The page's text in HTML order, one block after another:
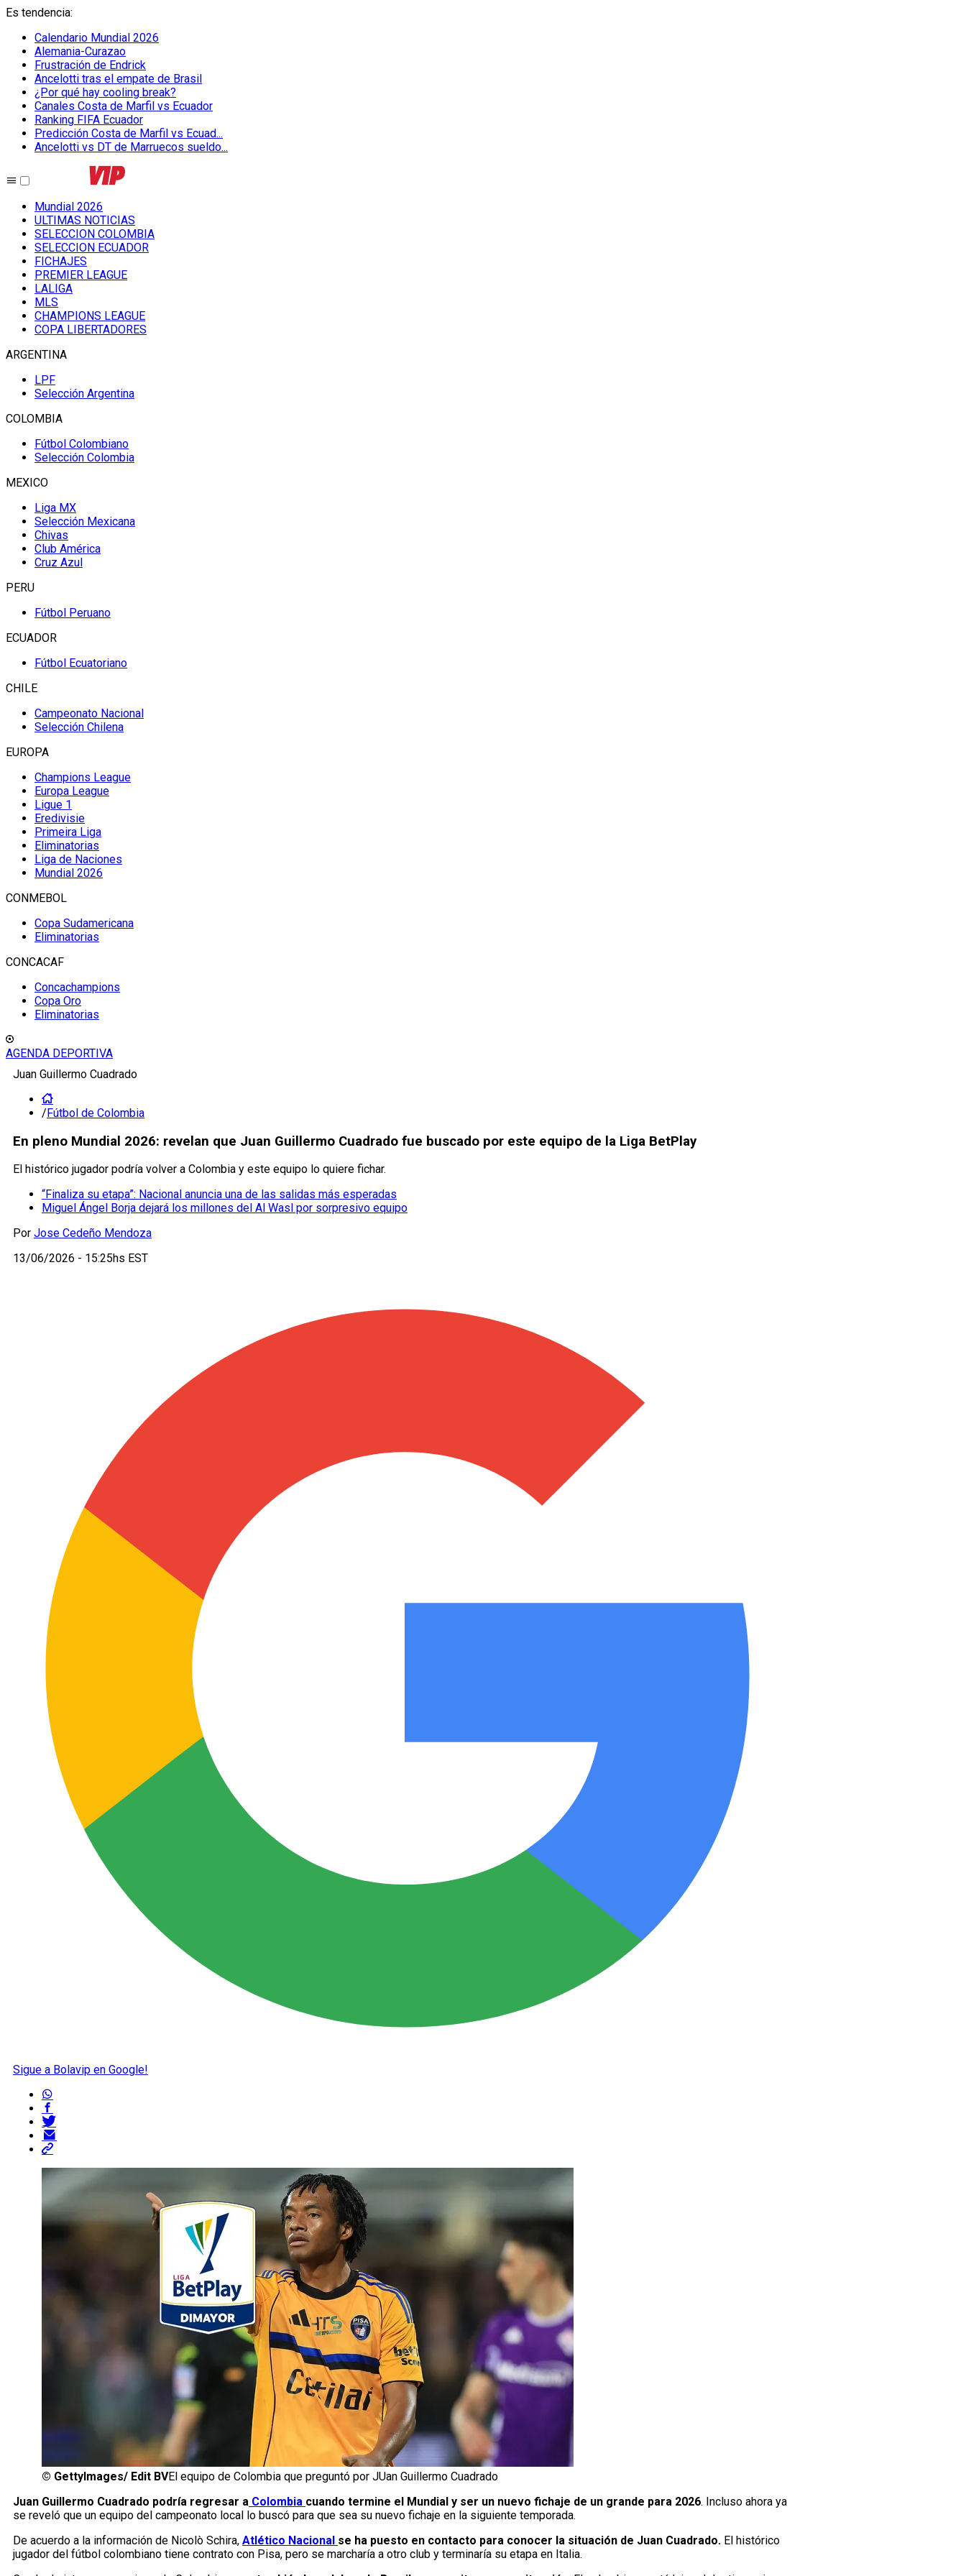
Es tendencia:
Calendario Mundial 2026
Alemania-Curazao
Frustración de Endrick
Ancelotti tras el empate de Brasil
¿Por qué hay cooling break?
Canales Costa de Marfil vs Ecuador
Ranking FIFA Ecuador
Predicción Costa de Marfil vs Ecuad...
Ancelotti vs DT de Marruecos sueldo...
Mundial 2026
ULTIMAS NOTICIAS
SELECCION COLOMBIA
SELECCION ECUADOR
FICHAJES
PREMIER LEAGUE
LALIGA
MLS
CHAMPIONS LEAGUE
COPA LIBERTADORES
ARGENTINA
LPF
Selección Argentina
COLOMBIA
Fútbol Colombiano
Selección Colombia
MEXICO
Liga MX
Selección Mexicana
Chivas
Club América
Cruz Azul
PERU
Fútbol Peruano
ECUADOR
Fútbol Ecuatoriano
CHILE
Campeonato Nacional
Selección Chilena
EUROPA
Champions League
Europa League
Ligue 1
Eredivisie
Primeira Liga
Eliminatorias
Liga de Naciones
Mundial 2026
CONMEBOL
Copa Sudamericana
Eliminatorias
CONCACAF
Concachampions
Copa Oro
Eliminatorias
AGENDA DEPORTIVA
Juan Guillermo Cuadrado
/Fútbol de Colombia
En pleno Mundial 2026: revelan que Juan Guillermo Cuadrado fue buscado por este equipo de la Liga BetPlay
El histórico jugador podría volver a Colombia y este equipo lo quiere fichar.
“Finaliza su etapa”: Nacional anuncia una de las salidas más esperadas
Miguel Ángel Borja dejará los millones del Al Wasl por sorpresivo equipo
Por Jose Cedeño Mendoza
13/06/2026 - 15:25hs EST
Sigue a Bolavip en Google!
© GettyImages/ Edit BVEl equipo de Colombia que preguntó por JUan Guillermo Cuadrado
Juan Guillermo Cuadrado podría regresar a Colombia cuando termine el Mundial y ser un nuevo fichaje de un grande para 2026. Incluso ahora ya
se reveló que un equipo del campeonato local lo buscó para que sea su nuevo fichaje en la siguiente temporada.
De acuerdo a la información de Nicolò Schira, Atlético Nacional se ha puesto en contacto para conocer la situación de Juan Cuadrado. El histórico
jugador del fútbol colombiano tiene contrato con Pisa, pero se marcharía a otro club y terminaría su etapa en Italia.